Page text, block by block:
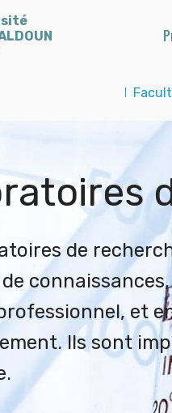
I
de
et
Ils sont